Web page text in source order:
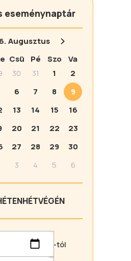
eseménynaptár
Augusztus
Csü Pé Szo
Va
30 31 1
2
6 7 8
9
13 14 15
16
20 21 22
23
27 28 29
30
3 4 5 6
HÉTVÉGÉN
-tól